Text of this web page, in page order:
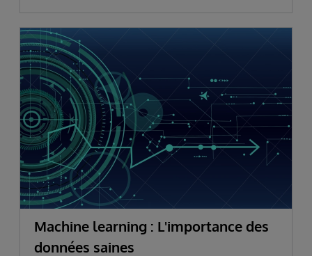
Machine learning : L'importance des
données saines